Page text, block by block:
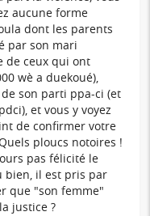
aucune forme
dont les parents
par son mari
de ceux qui ont
wè a duekoué),
son parti ppa-ci (et
et vous y voyez
de confirmer votre
ploucs notoires !
pas félicité le
bien, il est pris par
que "son femme"
justice ?